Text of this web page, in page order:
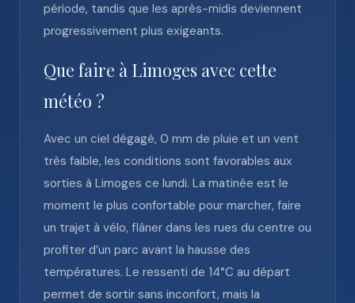
période, tandis que les après-midis deviennent
progressivement plus exigeants.
Que faire à Limoges avec cette
météo ?
Avec un ciel dégagé, 0 mm de pluie et un vent
très faible, les conditions sont favorables aux
sorties à Limoges ce lundi. La matinée est le
moment le plus confortable pour marcher, faire
un trajet à vélo, flâner dans les rues du centre ou
profiter d’un parc avant la hausse des
températures. Le ressenti de 14°C au départ
permet de sortir sans inconfort, mais la